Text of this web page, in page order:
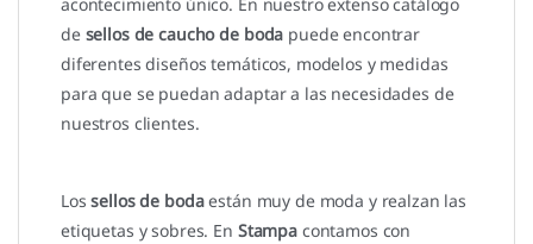
de sellos de caucho de boda puede encontrar
diferentes diseños temáticos, modelos y medidas
para que se puedan adaptar a las necesidades de
nuestros clientes.
Lossellos de bodaestán muy de moda y realzan las
etiquetas y sobres. En Stampacontamos con